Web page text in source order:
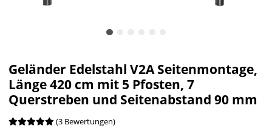
Geländer Edelstahl V2A Seitenmontage,
Länge 420 cm mit 5 Pfosten, 7
Querstreben und Seitenabstand 90 mm
(3 Bewertungen)